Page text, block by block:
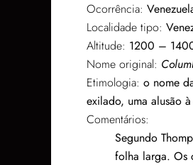
Ocorrência:
Localidade tipo:
Altitude: 1200 –
Nome original:
Etimologia: o nome
exilado, uma alusão
Comentários:
Segundo
folha larga. Os